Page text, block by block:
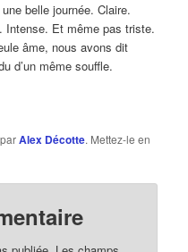
belle journée. Claire.
Intense. Et même pas triste.
âme, nous avons dit
d’un même souffle.
parAlex Décotte. Mettez-le en